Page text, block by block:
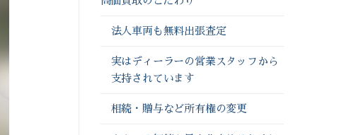
法人車両も無料出張査定
実はディーラーの営業スタッフから
支持されています
相続・贈与など所有権の変更